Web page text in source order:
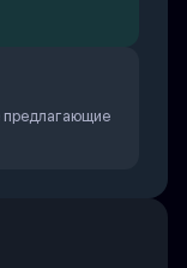
предлагающие